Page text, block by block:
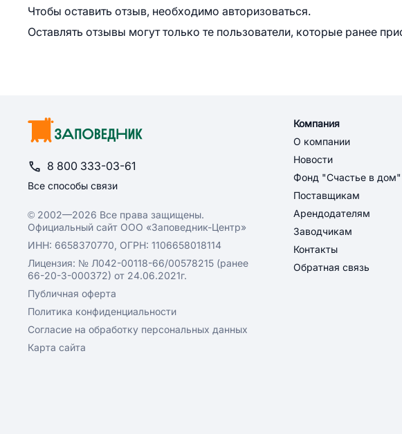
Чтобы оставить отзыв, необходимо авторизоваться.
Оставлять отзывы могут только те пользователи, которые ранее
8 800 333-03-61
Все способы связи
© 2002—2026 Все права защищены.
Официальный сайт ООО «Заповедник-Центр»
ИНН: 6658370770, ОГРН: 1106658018114
Лицензия: № Л042-00118-66/00578215 (ранее
66-20-3-000372) от 24.06.2021г.
Публичная оферта
Политика конфиденциальности
Согласие на обработку персональных данных
Карта сайта
Компания
О компании
Новости
Фонд "Счастье в дом"
Поставщикам
Арендодателям
Заводчикам
Контакты
Обратная связь